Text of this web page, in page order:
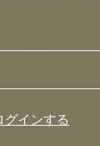
グインする